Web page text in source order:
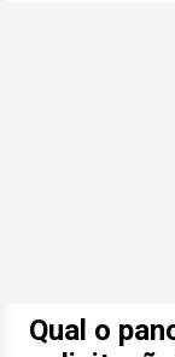
Qual o